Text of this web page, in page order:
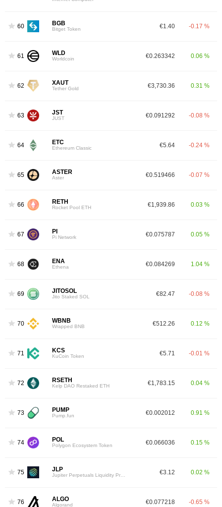
60 BGB
Bitget Token €1.40 -0.17 %
61 WLD
Worldcoin €0.263342 0.06 %
62 XAUT
Tether Gold €3,730.36 0.31 %
63 JST
JUST €0.091292 -0.08 %
64 ETC
Ethereum Classic €5.64 -0.24 %
65 ASTER
Aster €0.519466 -0.07 %
66 RETH
Rocket Pool ETH €1,939.86 0.03 %
67 PI
Pi Network €0.075787 0.05 %
68 ENA
Ethena €0.084269 1.04 %
69 JITOSOL
Jito Staked SOL €82.47 -0.08 %
70 WBNB
Wrapped BNB €512.26 0.12 %
71 KCS
KuCoin Token €5.71 -0.01 %
72 RSETH
Kelp DAO Restaked ETH €1,783.15 0.04 %
73 PUMP
Pump.fun €0.002012 0.91 %
74 POL
Polygon Ecosystem Token €0.066036 0.15 %
75 JLP €3.12 0.02 %
76 ALGO
Algorand €0.077218 -0.65 %